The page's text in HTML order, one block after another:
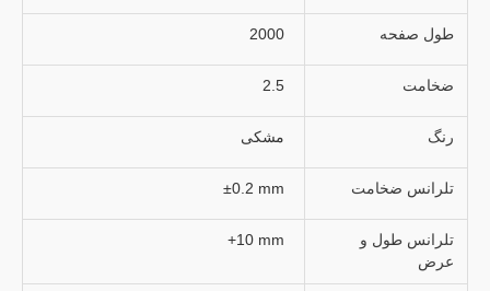
طول صفحه 2000
ضخامت 2.5
رنگ مشکی
تلرانس ضخامت ±0.2 mm
تلرانس طول و
عرض
+10 mm